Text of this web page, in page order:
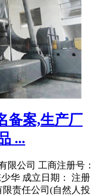
备案,生产厂
...
限公司 工商注册号：
华 成立日期： 注册
责任公司(自然人投